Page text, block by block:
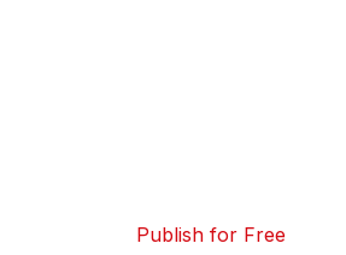
Publish for Free